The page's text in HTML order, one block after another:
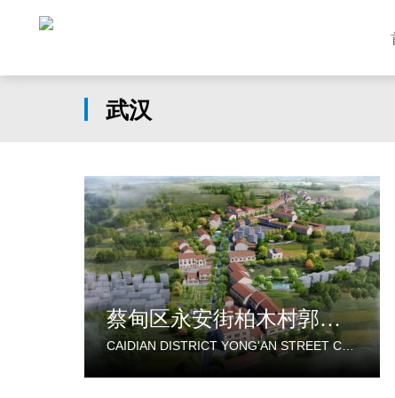
武汉
蔡甸区永安街柏木村郭家庄湾省级美丽乡村试点建设项目
CAIDIAN DISTRICT YONG'AN STREET CYPRESS VILLAGE GUOJIAZHUANG BAY PROVINCIAL BEAUTIFUL VILLAGE PILOT CONSTRUCTION PROJECT